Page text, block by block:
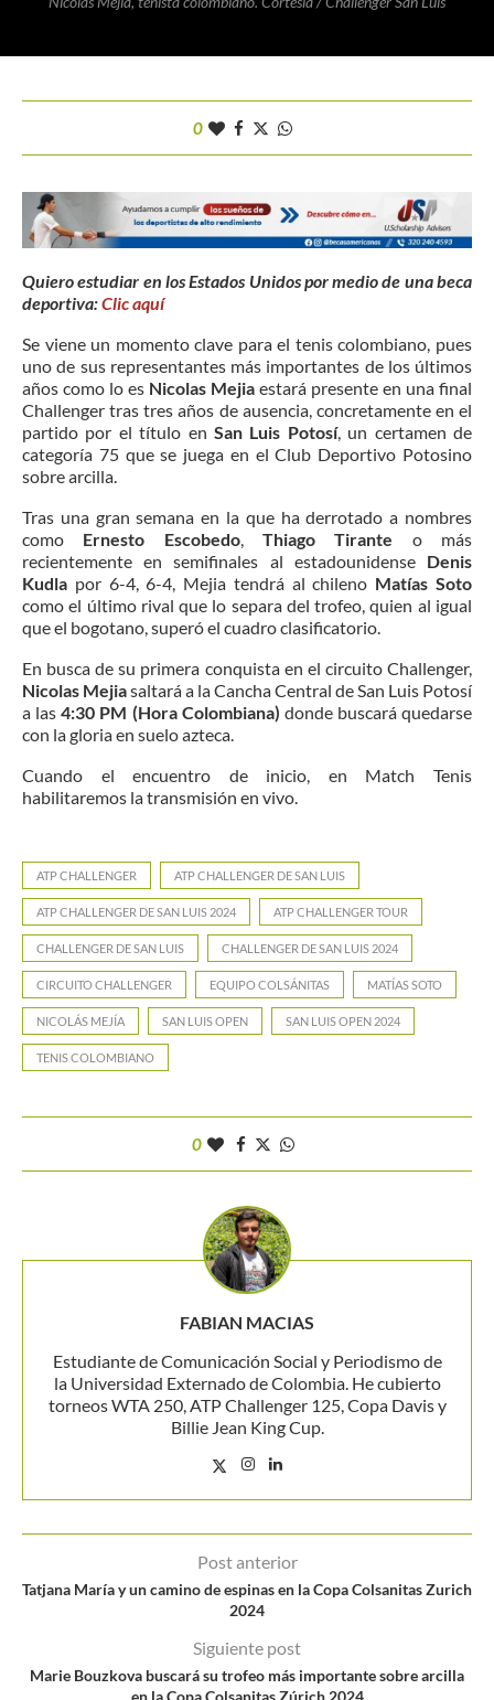
0
Quiero estudiar en los Estados Unidos por medio de una beca
deportiva:Clic aquí
Se viene un momento clave para el tenis colombiano, pues
uno de sus representantes más importantes de los últimos
años como lo es Nicolas Mejia estará presente en una final
Challenger tras tres años de ausencia, concretamente en el
partido por el título en San Luis Potosí, un certamen de
categoría 75 que se juega en el Club Deportivo Potosino
sobre arcilla.
Tras una gran semana en la que ha derrotado a nombres
como Ernesto Escobedo,Thiago Tirante o más
recientemente en semifinales al estadounidense Denis
Kudla por 6-4, 6-4, Mejia tendrá al chileno Matías Soto
como el último rival que lo separa del trofeo, quien al igual
que el bogotano, superó el cuadro clasificatorio.
En busca de su primera conquista en el circuito Challenger,
Nicolas Mejiasaltará a la Cancha Central de San Luis Potosí
a las4:30 PM (Hora Colombiana) donde buscará quedarse
con la gloria en suelo azteca.
Cuando el encuentro de inicio, en Match Tenis
habilitaremos la transmisión en vivo.
ATP CHALLENGER ATP CHALLENGER DE SAN LUIS
ATP CHALLENGER DE SAN LUIS 2024 ATP CHALLENGER TOUR
CHALLENGER DE SAN LUIS CHALLENGER DE SAN LUIS 2024
CIRCUITO CHALLENGER EQUIPO COLSÁNITAS MATÍAS SOTO
NICOLÁS MEJÍA SAN LUIS OPEN SAN LUIS OPEN 2024
TENIS COLOMBIANO
0
FABIAN MACIAS
Estudiante de Comunicación Social y Periodismo de
la Universidad Externado de Colombia. He cubierto
torneos WTA 250, ATP Challenger 125, Copa Davis y
Billie Jean King Cup.
Post anterior
Tatjana María y un camino de espinas en la Copa Colsanitas Zurich
2024
Siguiente post
Marie Bouzkova buscará su trofeo más importante sobre arcilla
en la Copa Colsanitas Zúrich 2024